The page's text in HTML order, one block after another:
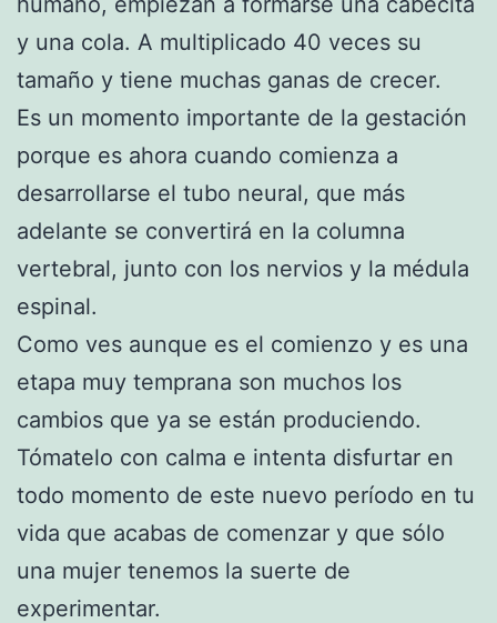
y una cola. A multiplicado 40 veces su
tamaño y tiene muchas ganas de crecer.
Es un momento importante de la gestación
porque es ahora cuando comienza a
desarrollarse el tubo neural, que más
adelante se convertirá en la columna
vertebral, junto con los nervios y la médula
espinal.
Como ves aunque es el comienzo y es una
etapa muy temprana son muchos los
cambios que ya se están produciendo.
Tómatelo con calma e intenta disfurtar en
todo momento de este nuevo período en tu
vida que acabas de comenzar y que sólo
una mujer tenemos la suerte de
experimentar.